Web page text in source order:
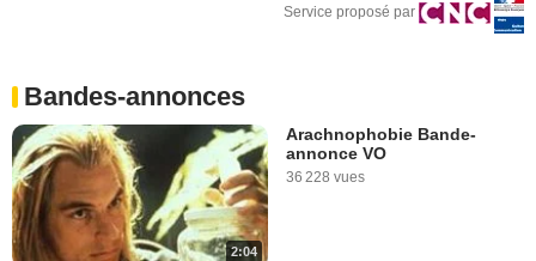
Service proposé par
Bandes-annonces
2:04
Arachnophobie Bande-
annonce VO
36 228 vues